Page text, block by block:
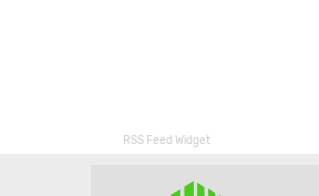
RSS Feed Widget